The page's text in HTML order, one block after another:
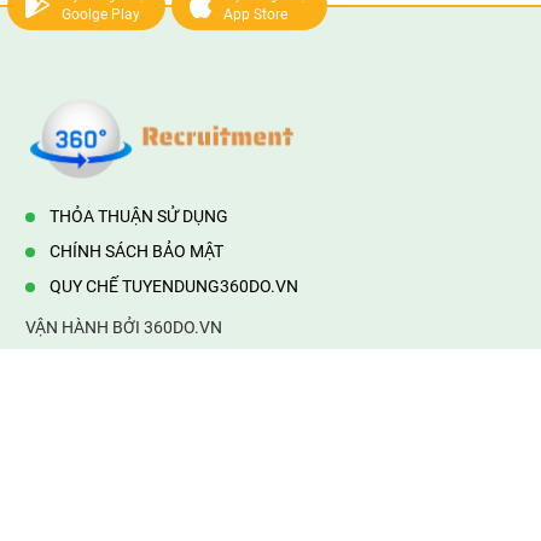
Goolge Play App Store
THỎA THUẬN SỬ DỤNG
CHÍNH SÁCH BẢO MẬT
QUY CHẾ TUYENDUNG360DO.VN
VẬN HÀNH BỞI 360DO.VN